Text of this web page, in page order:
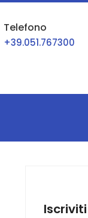
Telefono
+39.051.767300